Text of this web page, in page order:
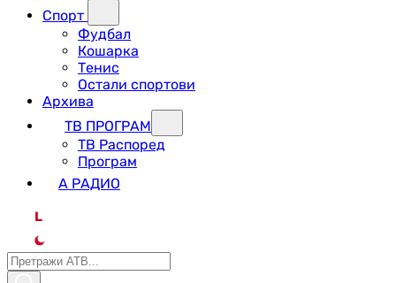
Спорт
Фудбал
Кошарка
Тенис
Остали спортови
Архива
ТВ ПРОГРАМ
ТВ Распоред
Програм
А РАДИО
L